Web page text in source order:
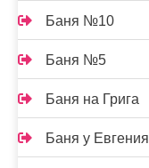
Баня №10
Баня №5
Баня на Грига
Баня у Евгения